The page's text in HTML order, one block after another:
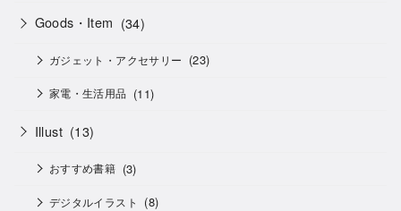
Goods・Item (34)
ガジェット・アクセサリー (23)
家電・生活用品 (11)
Illust (13)
おすすめ書籍 (3)
デジタルイラスト (8)